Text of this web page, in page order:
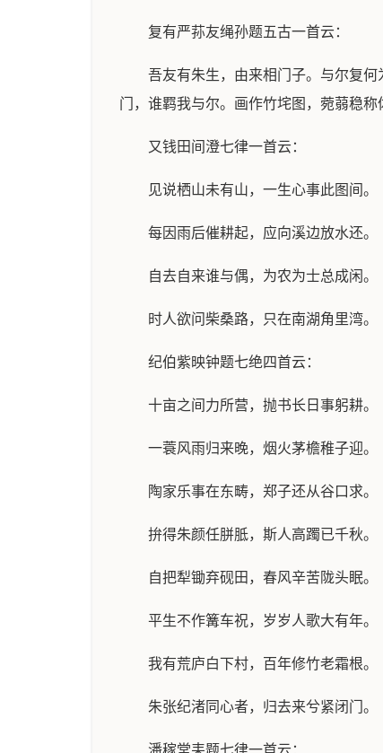
复有严荪友绳孙题五古一首云：
吾友有朱生，由来相门子。与尔复
门，谁羁我与尔。画作竹垞图，菀蒻稳
又钱田间澄七律一首云：
见说栖山未有山，一生心事此图间。
每因雨后催耕起，应向溪边放水还。
自去自来谁与偶，为农为士总成闲。
时人欲问柴桑路，只在南湖角里湾。
纪伯紫映钟题七绝四首云：
十亩之间力所营，抛书长日事躬耕。
一蓑风雨归来晚，烟火茅檐稚子迎。
陶家乐事在东畴，郑子还从谷口求。
拚得朱颜任胼胝，斯人高躅已千秋。
自把犁锄弃砚田，春风辛苦陇头眠。
平生不作篝车祝，岁岁人歌大有年。
我有荒庐白下村，百年修竹老霜根。
朱张纪渚同心者，归去来兮紧闭门。
潘稼堂耒题七律一首云：